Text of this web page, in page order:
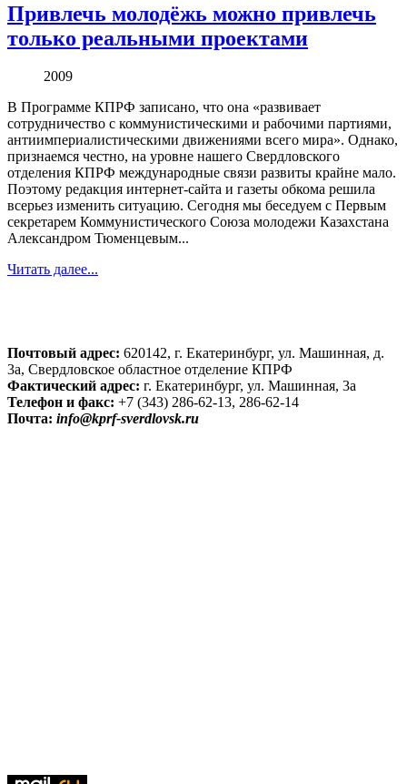
Привлечь молодёжь можно привлечь
только реальными проектами
2009
В Программе КПРФ записано, что она «развивает
сотрудничество с коммунистическими и рабочими партиями,
антиимпериалистическими движениями всего мира». Однако,
признаемся честно, на уровне нашего Свердловского
отделения КПРФ международные связи развиты крайне мало.
Поэтому редакция интернет-сайта и газеты обкома решила
всерьез изменить ситуацию. Сегодня мы беседуем с Первым
секретарем Коммунистического Союза молодежи Казахстана
Александром Тюменцевым...
Читать далее...
Почтовый адрес: 620142, г. Екатеринбург, ул. Машинная, д.
3а, Свердловское областное отделение КПРФ
Фактический адрес: г. Екатеринбург, ул. Машинная, 3а
Телефон и факс: +7 (343) 286-62-13, 286-62-14
Почта: info@kprf-sverdlovsk.ru